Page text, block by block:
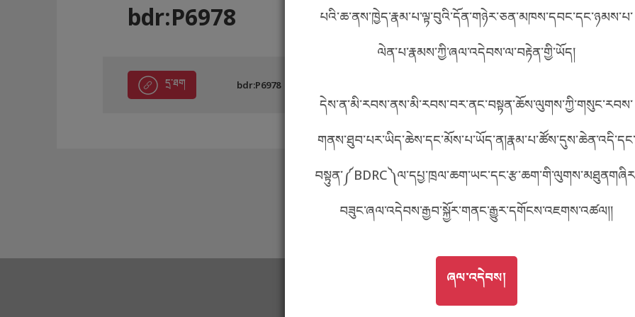
བོད་ཡིག
English
ភាសាខ្មែរ
པའི་ཆ་ནས་ཁྱེད་རྣམ་པ་ལྟ་བུའི་དོན་གཉེར་ཅན་མཁས་དབང་དང་ཉམས་པ་
ལེན་པ་རྣམས་ཀྱི་ཞལ་འདེབས་ལ་བརྟེན་གྱི་ཡོད།
དེས་ན་མི་རབས་ནས་མི་རབས་བར་ནང་བསྟན་ཆོས་ལུགས་ཀྱི་གསུང་རབས་
གནས་ཐུབ་པར་ཡིད་ཆེས་དང་མོས་པ་ཡོད་ན།རྣམ་པ་ཚོས་དུས་ཆེན་འདི་དང་
བཟུང་ཞལ་འདེབས་རྒྱབ་སྐྱོར་གནང་རྒྱུར་དགོངས་འཇགས་འཚལ།།
GO TOཞལ་འདེབས།
ཞལ་འདེབས།
bdr:P6978
དྲ་ཐག bdr:P6978